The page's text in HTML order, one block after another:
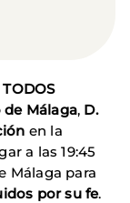
de Málaga, D.
en la
a las 19:45
Málaga para
por su fe.